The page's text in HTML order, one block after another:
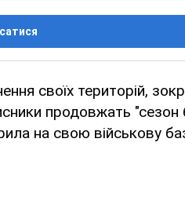
своїх територій,
продовжать "сезон
на свою військову